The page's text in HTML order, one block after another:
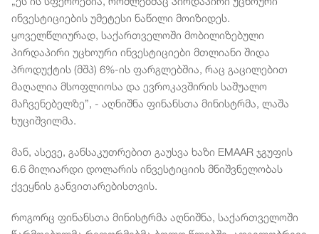
ინვესტიციების უმეტესი ნაწილი მოიზიდეს.
ყოველწლიურად, საქართველოში მობილიზებული
პირდაპირი უცხოური ინვესტიციები მთლიანი შიდა
პროდუქტის (მშპ) 6%-ის ფარგლებშია, რაც გაცილებით
მაღალია მსოფლიოსა და ევროკავშირის საშუალო
მაჩვენებელზე”, - აღნიშნა ფინანსთა მინისტრმა, ლაშა
ხუციშვილმა.
მან, ასევე, განსაკუთრებით გაუსვა ხაზი EMAAR ჯგუფის
6.6 მილიარდი დოლარის ინვესტიციის მნიშვნელობას
ქვეყნის განვითარებისთვის.
როგორც ფინანსთა მინისტრმა აღნიშნა, საქართველოში